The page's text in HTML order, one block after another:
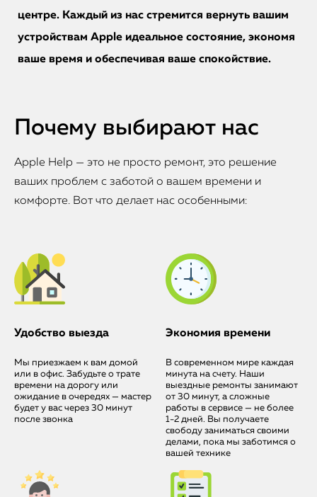
iPhone
MacBook
iPad
центре. Каждый из нас стремится вернуть вашим
устройствам Apple идеальное состояние, экономя
ваше время и обеспечивая ваше спокойствие.
Почему выбирают нас
Apple Help — это не просто ремонт, это решение
ваших проблем с заботой о вашем времени и
комфорте. Вот что делает нас особенными:
Удобство выезда
Мы приезжаем к вам домой
или в офис. Забудьте о трате
времени на дорогу или
ожидание в очередях — мастер
будет у вас через 30 минут
после звонка
Экономия времени
В современном мире каждая
минута на счету. Наши
выездные ремонты занимают
от 30 минут, а сложные
работы в сервисе — не более
1-2 дней. Вы получаете
свободу заниматься своими
делами, пока мы заботимся о
вашей технике